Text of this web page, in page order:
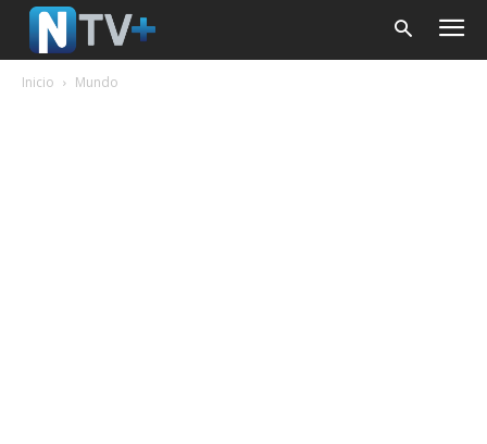
Inicio Mundo